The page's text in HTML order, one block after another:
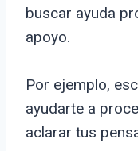
buscar ayuda
apoyo.
Por ejemplo,
ayudarte a
aclarar tus